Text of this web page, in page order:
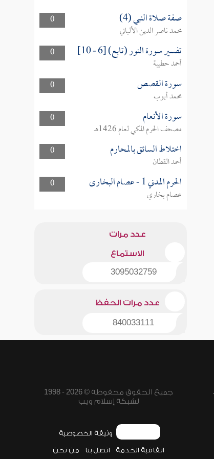
0 صفة صلاة النبي (4)
محمد ناصر الدين الألباني
0
تفسير سورة النور (تابع) [6 - 10]
أحمد حطيبة
0
سورة القصص
محمد أيوب
0
سورة الأنعام
مصحف الحرم المكي لعام 1426هـ
0
اختلاط السائق بالمحارم
أحمد القطان
0
الحرم المدني 1 - عصام البخارى
عصام بخاري
عدد مرات
الاستماع
3095032759
عدد مرات الحفظ
840033111
جميع الحقوق محفوظة © 2026 - 1998
لشبكة إسلام ويب
وثيقة الخصوصية
اتفاقية الخدمة اتصل بنا من نحن